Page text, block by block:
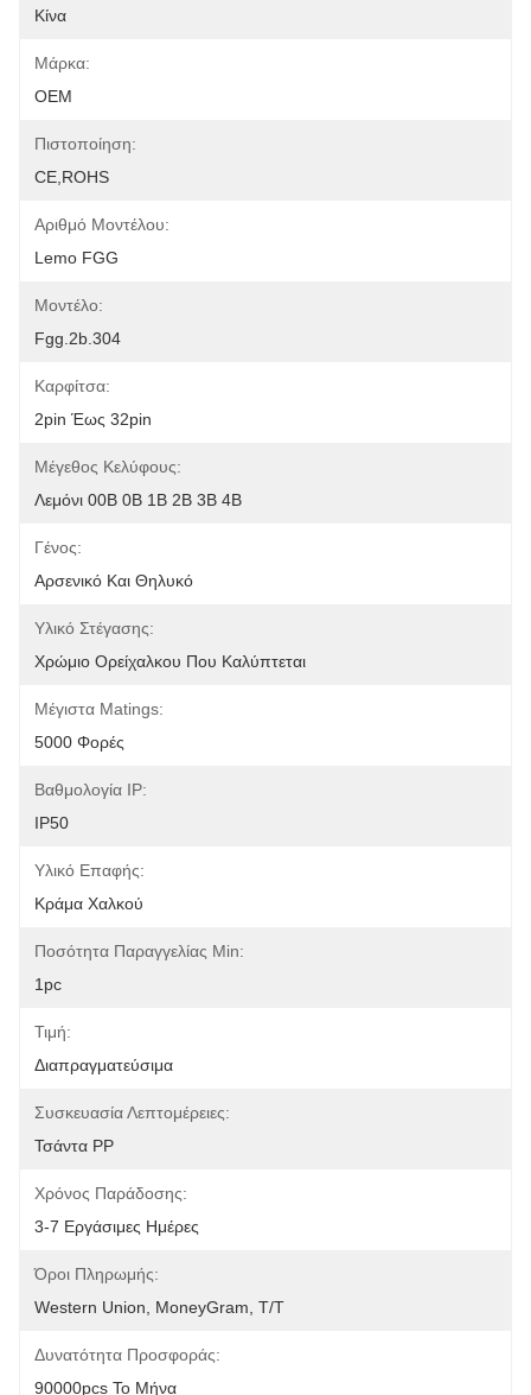
Κίνα
Μάρκα:
OEM
Πιστοποίηση:
CE,ROHS
Αριθμό Μοντέλου:
Lemo FGG
Μοντέλο:
Fgg.2b.304
Καρφίτσα:
2pin Έως 32pin
Μέγεθος Κελύφους:
Λεμόνι 00B 0B 1B 2B 3B 4B
Γένος:
Αρσενικό Και Θηλυκό
Υλικό Στέγασης:
Χρώμιο Ορείχαλκου Που Καλύπτεται
Μέγιστα Matings:
5000 Φορές
Βαθμολογία IP:
IP50
Υλικό Επαφής:
Κράμα Χαλκού
Ποσότητα Παραγγελίας Min:
1pc
Τιμή:
Διαπραγματεύσιμα
Συσκευασία Λεπτομέρειες:
Τσάντα PP
Χρόνος Παράδοσης:
3-7 Εργάσιμες Ημέρες
Όροι Πληρωμής:
Western Union, MoneyGram, T/T
Δυνατότητα Προσφοράς:
90000pcs Το Μήνα